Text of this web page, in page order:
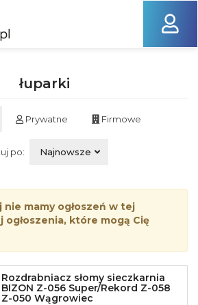
łuparki
Prywatne Firmowe
po: Najnowsze
mamy ogłoszeń w tej
które mogą Cię
Rozdrabniacz słomy sieczkarnia
BIZON Z-056 Super/Rekord Z-058
Z-050 Wągrowiec